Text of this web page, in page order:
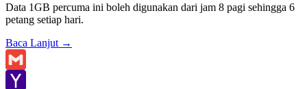
Data 1GB percuma ini boleh digunakan dari jam 8 pagi sehingga 6
petang setiap hari.
Baca Lanjut →
Gmail